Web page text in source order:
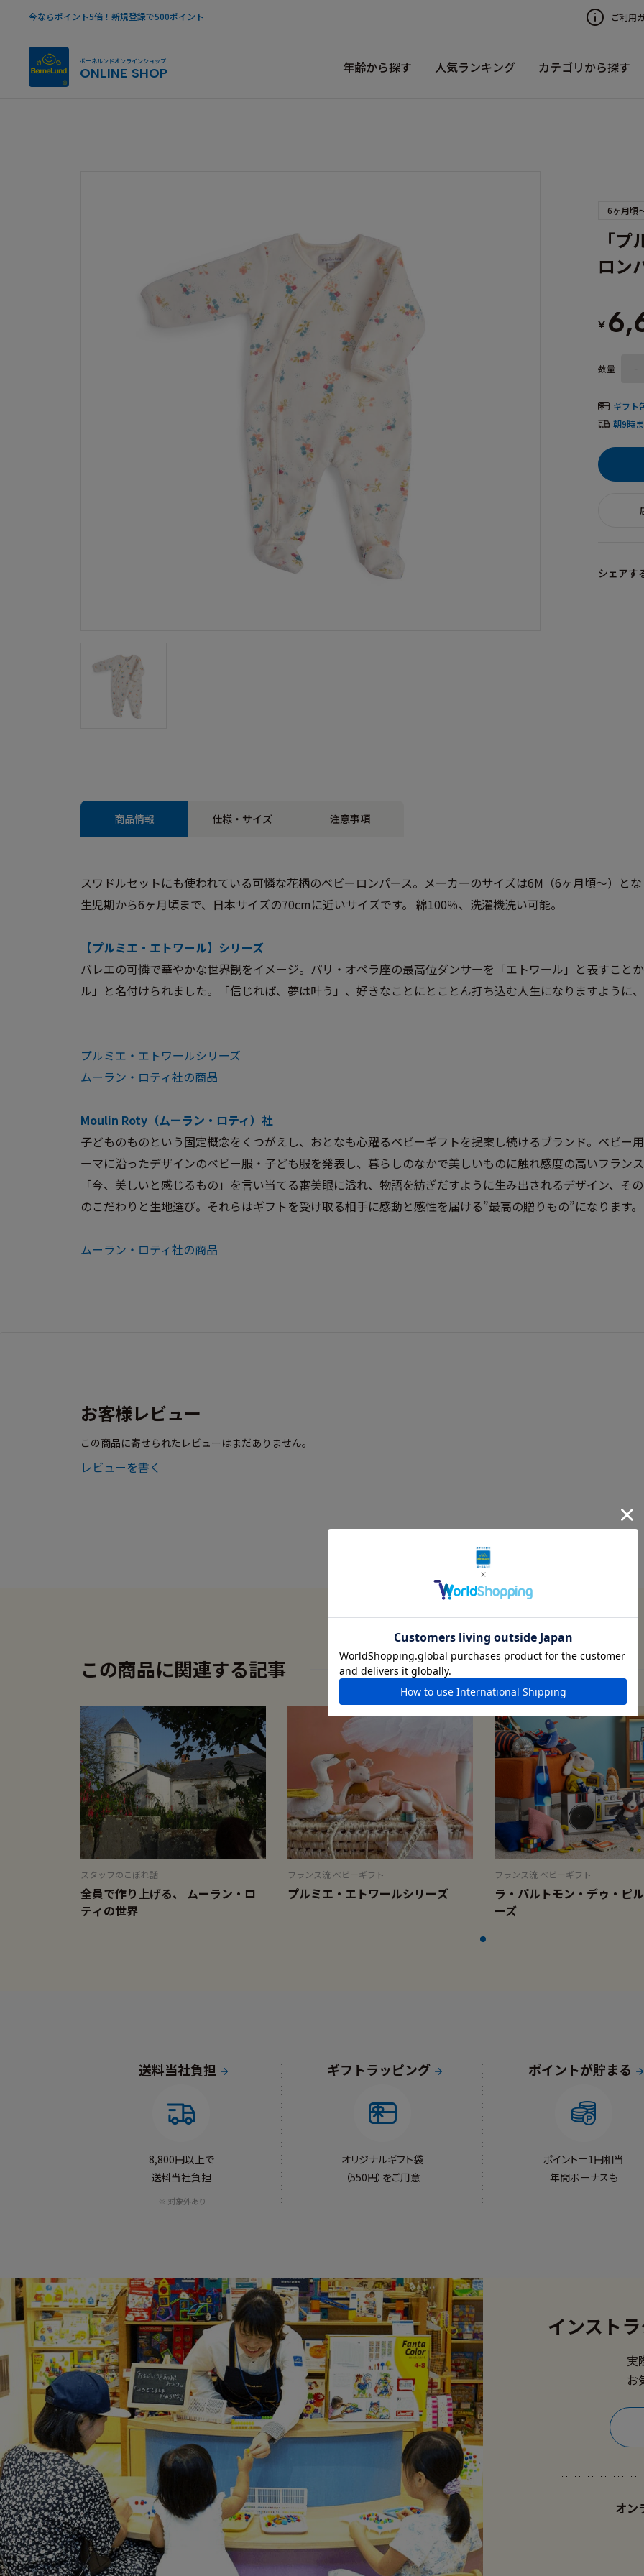
今ならポイント5倍！新規登録で500ポイント ご利用
ボーネルンドオンラインショップ
ONLINE SHOP 年齢から探す 人気ランキング カテゴリから探す
6ヶ月頃
「
ロン
¥
数量 -
ギフト
朝9時
シェアす
商品情報 仕様・サイズ 注意事項
スワドルセットにも使われている可憐な花柄のベビーロンパース。メーカーのサイズは6M（6ヶ月頃～）と
生児期から6ヶ月頃まで、日本サイズの70cmに近いサイズです。 綿100％、洗濯機洗い可能。
【プルミエ・エトワール】シリーズ
バレエの可憐で華やかな世界観をイメージ。パリ・オペラ座の最高位ダンサーを「エトワール」と表すこと
ル」と名付けられました。「信じれば、夢は叶う」、好きなことにとことん打ち込む人生になりますように
プルミエ・エトワールシリーズ
ムーラン・ロティ社の商品
Moulin Roty（ムーラン・ロティ）社
子どものものという固定概念をくつがえし、おとなも心躍るベビーギフトを提案し続けるブランド。ベビー
ーマに沿ったデザインのベビー服・子ども服を発表し、暮らしのなかで美しいものに触れ感度の高いフラン
「今、美しいと感じるもの」を言い当てる審美眼に溢れ、物語を紡ぎだすように生み出されるデザイン、そ
のこだわりと生地選び。それらはギフトを受け取る相手に感動と感性を届ける”最高の贈りもの”になります。
ムーラン・ロティ社の商品
お客様レビュー
この商品に寄せられたレビューはまだありません。
レビューを書く
この商品に関連する記事
スタッフのこぼれ話
全員で作り上げる、 ムーラン・ロ
ティの世界
フランス流 ベビーギフト
プルミエ・エトワールシリーズ
フランス流 ベビーギフト
ラ・パルトモン・デゥ・ピ
ーズ
送料当社負担
8,800円以上で
送料当社負担
対象外あり
ギフトラッピング
オリジナルギフト袋
（550円）をご用意
ポイントが貯まる
ポイント＝1円相当
年間ボーナスも
インスト
実
お
オン